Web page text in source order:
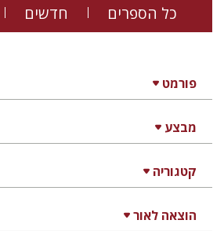
כל הספרים חדשים
פורמט
מבצע
קטגוריה
הוצאה לאור